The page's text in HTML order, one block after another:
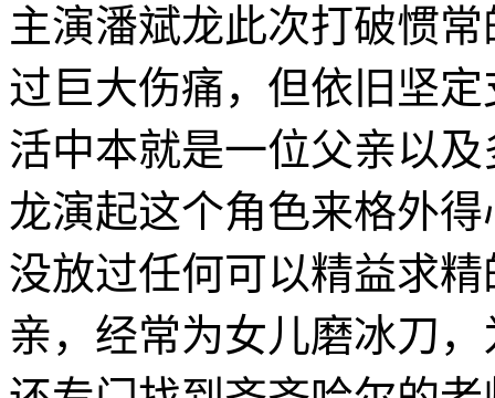
主演潘斌龙此次打破惯
过巨大伤痛，但依旧坚
活中本就是一位父亲以
龙演起这个角色来格外
没放过任何可以精益求
亲，经常为女儿磨冰刀